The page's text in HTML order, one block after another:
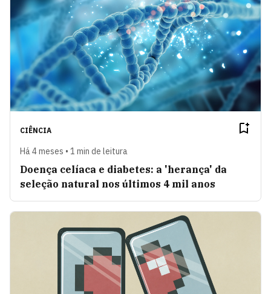
CIÊNCIA
Há 4 meses • 1 min de leitura
Doença celíaca e diabetes: a 'herança' da
seleção natural nos últimos 4 mil anos